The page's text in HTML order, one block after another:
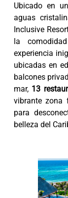
Ubicado en
aguas
Inclusive
la
experiencia
ubicadas en
balcones
mar, 13
vibrante zona
para
belleza del